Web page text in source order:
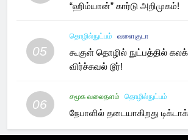
“ஹிம்யான்” கார்டு அறிமுகம்!
05
தொழில்நுட்பம் வளைகுடா
கூகுள் தொழில் நுட்பத்தில்
விர்ச்சுவல் டூர்!
06
சமூக வலைதளம் தொழில்நுட்பம்
நேபாளில் தடையாகிறது